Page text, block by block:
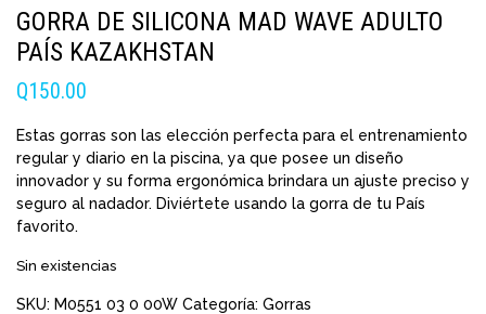
GORRA DE SILICONA MAD WAVE ADULTO
PAÍS KAZAKHSTAN
Q150.00
Estas gorras son las elección perfecta para el entrenamiento
regular y diario en la piscina, ya que posee un diseño
innovador y su forma ergonómica brindara un ajuste preciso y
seguro al nadador. Diviértete usando la gorra de tu País
favorito.
Sin existencias
SKU: M0551 03 0 00W Categoría: Gorras